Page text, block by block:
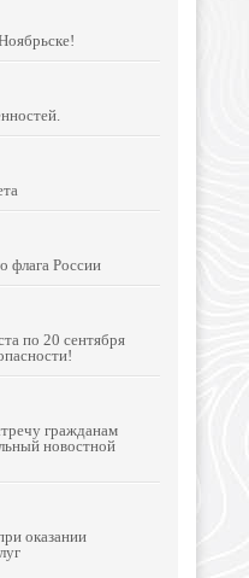
флага России
по 20 сентября
гражданам
новостной
оказании